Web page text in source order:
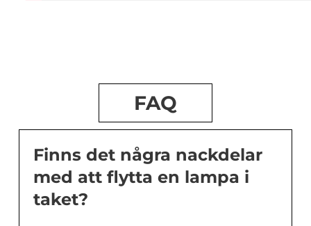
FAQ
Finns det några nackdelar
med att flytta en lampa i
taket?